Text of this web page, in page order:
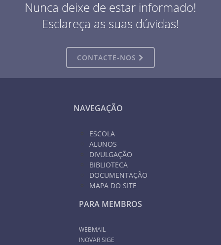
Nunca deixe de estar informado!
Esclareça as suas dúvidas!
CONTACTE-NOS
NAVEGAÇÃO
ESCOLA
ALUNOS
DIVULGAÇÃO
BIBLIOTECA
DOCUMENTAÇÃO
MAPA DO SITE
PARA MEMBROS
WEBMAIL
INOVAR SIGE